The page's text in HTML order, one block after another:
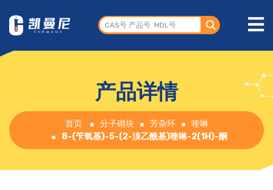
产品详情
首页 分子砌块 芳杂环
喹啉
8-(苄氧基)-5-(2-溴乙酰基)喹啉-2(1H)-酮